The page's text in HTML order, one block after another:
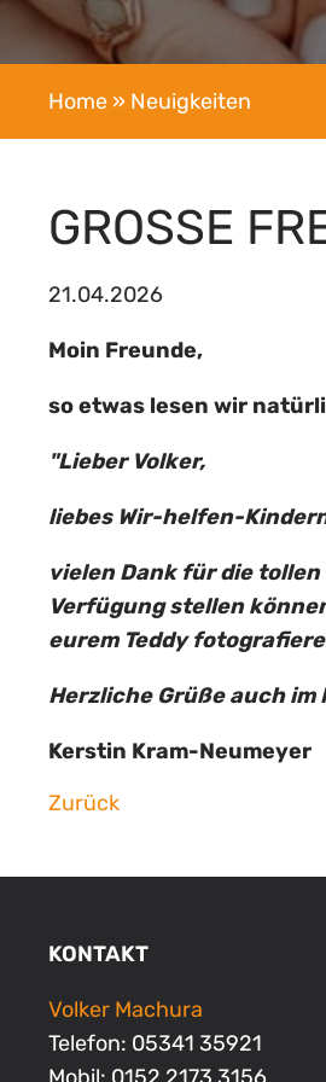
Home » Neuigkeiten
GROSSE
21.04.2026
Moin Freunde,
so etwas lesen wir
"Lieber Volker,
liebes Wir-helfen-
vielen Dank für die
Verfügung stellen
eurem Teddy
Herzliche Grüße auch im
Kerstin Kram-Neumeyer
Zurück
KONTAKT
Volker Machura
Telefon: 05341 35921